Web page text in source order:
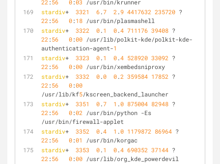
22 :56 0:03 /usr/bin/krunner
stardiv+ 3321 6.7 2 .9 4417632 235720
22 :56 0:18 /usr/bin/plasmashell
stardiv+ 3322 0.1 0.4 711176 39408
22 :56 0:00 /usr/lib/polkit-kde/polkit-kde-
authentication-agent-1
stardiv+ 3323 0.1 0.4 528920 33092
22 :56 0:00 /usr/bin/xembedsniproxy
stardiv+ 3332 0.0 0.2 359584 17852
22 :56 0:00
/usr/lib/kf5/kscreen_backend_launcher
stardiv+ 3351 0.7 1 .0 875004 82948
22 :56 0:02 /usr/bin/python -Es
/usr/bin/firewall-applet
stardiv+ 3352 0.4 1 .0 1179872 86964
22 :56 0:01
/usr/bin/korgac
stardiv+ 3353 0.1 0.4 690352 37144
22 :56 0:00 /usr/lib/org_kde_powerdevil